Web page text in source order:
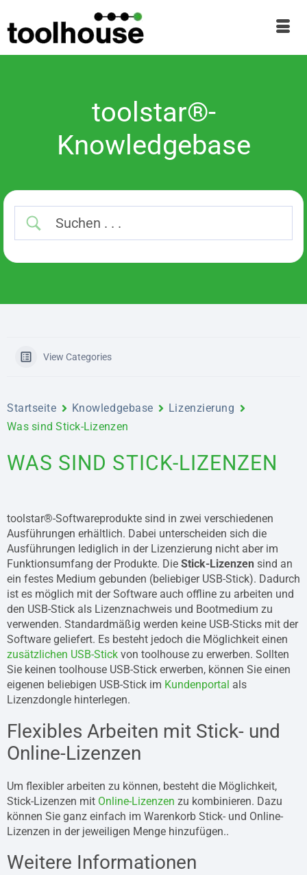
toolstar®-
Knowledgebase
View Categories
Startseite Knowledgebase
Lizenzierung
Was sind Stick-Lizenzen
WAS SIND STICK-LIZENZEN
toolstar®-Softwareprodukte sind in zwei verschiedenen
Ausführungen erhältlich. Dabei unterscheiden sich die
Ausführungen lediglich in der Lizenzierung nicht aber im
Funktionsumfang der Produkte. Die Stick-Lizenzen sind an
ein festes Medium gebunden (beliebiger USB-Stick). Dadurch
ist es möglich mit der Software auch offline zu arbeiten und
den USB-Stick als Lizenznachweis und Bootmedium zu
verwenden. Standardmäßig werden keine USB-Sticks mit der
Software geliefert. Es besteht jedoch die Möglichkeit einen
zusätzlichen USB-Stick von toolhouse zu erwerben. Sollten
Sie keinen toolhouse USB-Stick erwerben, können Sie einen
eigenen beliebigen USB-Stick im Kundenportal als
Lizenzdongle hinterlegen.
Flexibles Arbeiten mit Stick- und
Online-Lizenzen
Um flexibler arbeiten zu können, besteht die Möglichkeit,
Stick-Lizenzen mit Online-Lizenzen zu kombinieren. Dazu
können Sie ganz einfach im Warenkorb Stick- und Online-
Lizenzen in der jeweiligen Menge hinzufügen..
Weitere Informationen